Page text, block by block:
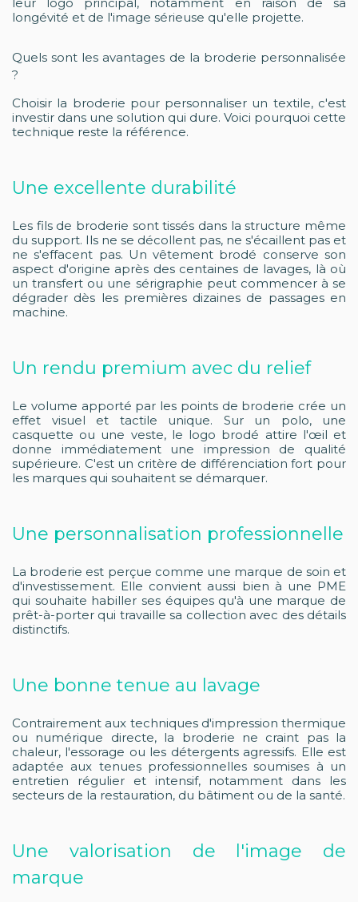
longévité et de l'image sérieuse qu'elle projette.
Quels sont les avantages de la broderie personnalisée
?
Choisir la broderie pour personnaliser un textile, c'est
investir dans une solution qui dure. Voici pourquoi cette
technique reste la référence.
Une excellente durabilité
Les fils de broderie sont tissés dans la structure même
du support. Ils ne se décollent pas, ne s'écaillent pas et
ne s'effacent pas. Un vêtement brodé conserve son
aspect d'origine après des centaines de lavages, là où
un transfert ou une sérigraphie peut commencer à se
dégrader dès les premières dizaines de passages en
machine.
Un rendu premium avec du relief
Le volume apporté par les points de broderie crée un
effet visuel et tactile unique. Sur un polo, une
casquette ou une veste, le logo brodé attire l'œil et
donne immédiatement une impression de qualité
supérieure. C'est un critère de différenciation fort pour
les marques qui souhaitent se démarquer.
Une personnalisation professionnelle
La broderie est perçue comme une marque de soin et
d'investissement. Elle convient aussi bien à une PME
qui souhaite habiller ses équipes qu'à une marque de
prêt-à-porter qui travaille sa collection avec des détails
distinctifs.
Une bonne tenue au lavage
Contrairement aux techniques d'impression thermique
ou numérique directe, la broderie ne craint pas la
chaleur, l'essorage ou les détergents agressifs. Elle est
adaptée aux tenues professionnelles soumises à un
entretien régulier et intensif, notamment dans les
secteurs de la restauration, du bâtiment ou de la santé.
Une valorisation de l'image de
marque